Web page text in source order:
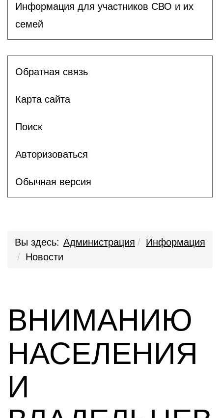
Информация для участников СВО и их
семей
Обратная связь
Карта сайта
Поиск
Авторизоваться
Обычная версия
Вы здесь: Администрация
Информация
Новости
ВНИМАНИЮ
НАСЕЛЕНИЯ
И